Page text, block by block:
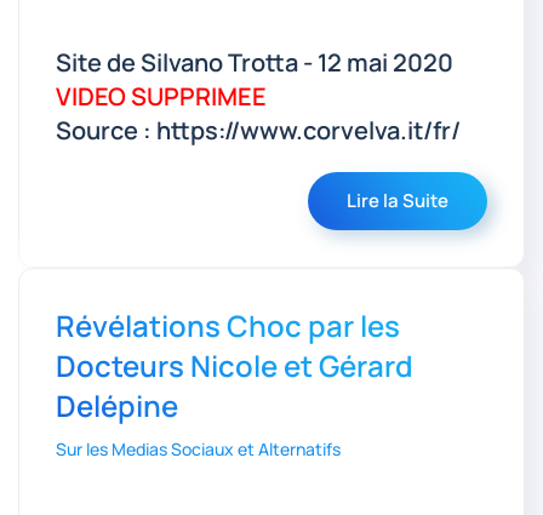
Site de Silvano Trotta - 12 mai 2020
VIDEO SUPPRIMEE
Source : https://www.corvelva.it/fr/
Lire la Suite
Révélations Choc par les
Docteurs Nicole et Gérard
Delépine
Sur les Medias Sociaux et Alternatifs